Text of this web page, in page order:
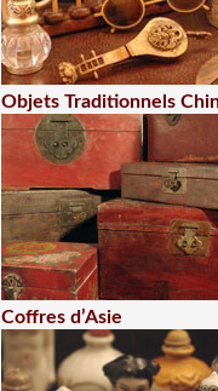
Objets Traditionnels
Coffres d’Asie